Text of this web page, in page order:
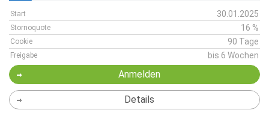
Start 30.01.2025
Stornoquote 16 %
Cookie 90 Tage
Freigabe bis 6 Wochen
Anmelden
Details